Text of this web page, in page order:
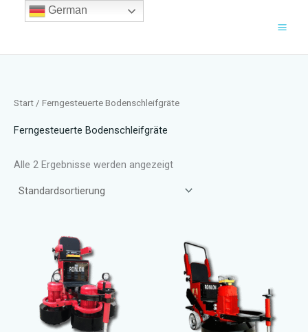
Start / Ferngesteuerte Bodenschleifgräte
Ferngesteuerte Bodenschleifgräte
Alle 2 Ergebnisse werden angezeigt
German